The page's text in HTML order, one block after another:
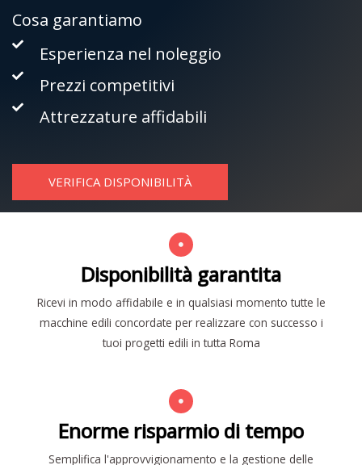
Cosa garantiamo
Esperienza nel noleggio
Prezzi competitivi
Attrezzature affidabili
VERIFICA DISPONIBILITÀ
Disponibilità garantita
Ricevi in modo affidabile e in qualsiasi momento tutte le
macchine edili concordate per realizzare con successo i
tuoi progetti edili in tutta Roma
Enorme risparmio di tempo
Semplifica l'approvvigionamento e la gestione delle